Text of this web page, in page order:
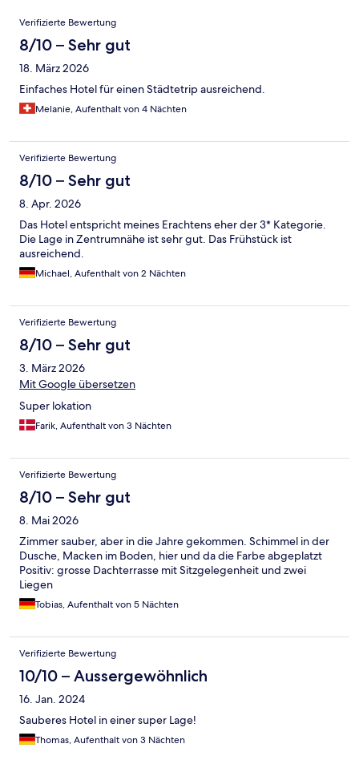
Bewertungen
Verifizierte Bewertung
8/10 – Sehr gut
18. März 2026
Einfaches Hotel für einen Städtetrip ausreichend.
Melanie, Aufenthalt von 4 Nächten
Verifizierte Bewertung
8/10 – Sehr gut
8. Apr. 2026
Das Hotel entspricht meines Erachtens eher der 3* Kategorie.
Die Lage in Zentrumnähe ist sehr gut. Das Frühstück ist
ausreichend.
Michael, Aufenthalt von 2 Nächten
Verifizierte Bewertung
8/10 – Sehr gut
3. März 2026
Mit Google übersetzen
Super lokation
Farik, Aufenthalt von 3 Nächten
Verifizierte Bewertung
8/10 – Sehr gut
8. Mai 2026
Zimmer sauber, aber in die Jahre gekommen. Schimmel in der
Dusche, Macken im Boden, hier und da die Farbe abgeplatzt
Positiv: grosse Dachterrasse mit Sitzgelegenheit und zwei
Liegen
Tobias, Aufenthalt von 5 Nächten
Verifizierte Bewertung
10/10 – Aussergewöhnlich
16. Jan. 2024
Sauberes Hotel in einer super Lage!
Thomas, Aufenthalt von 3 Nächten